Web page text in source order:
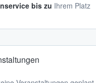
bis zu Ihrem Platz